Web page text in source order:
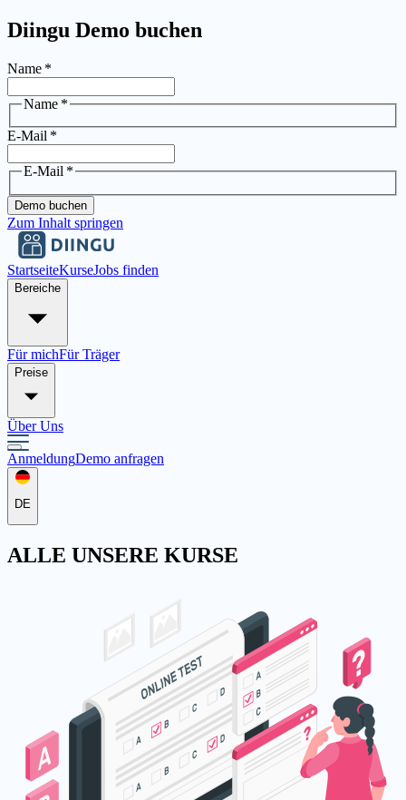
Diingu Demo buchen
Name *
Name *
E-Mail *
E-Mail *
Demo buchen
Zum Inhalt springen
StartseiteKurseJobs finden
Bereiche
Für michFür Träger
Preise
Über Uns
AnmeldungDemo anfragen
DE
ALLE UNSERE KURSE